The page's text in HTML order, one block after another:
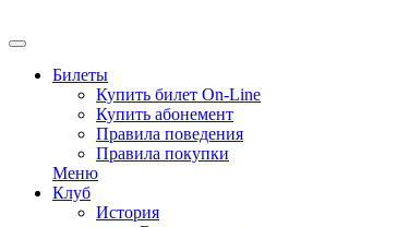
Билеты
Купить билет On-Line
Купить абонемент
Правила поведения
Правила покупки
Меню
Клуб
История